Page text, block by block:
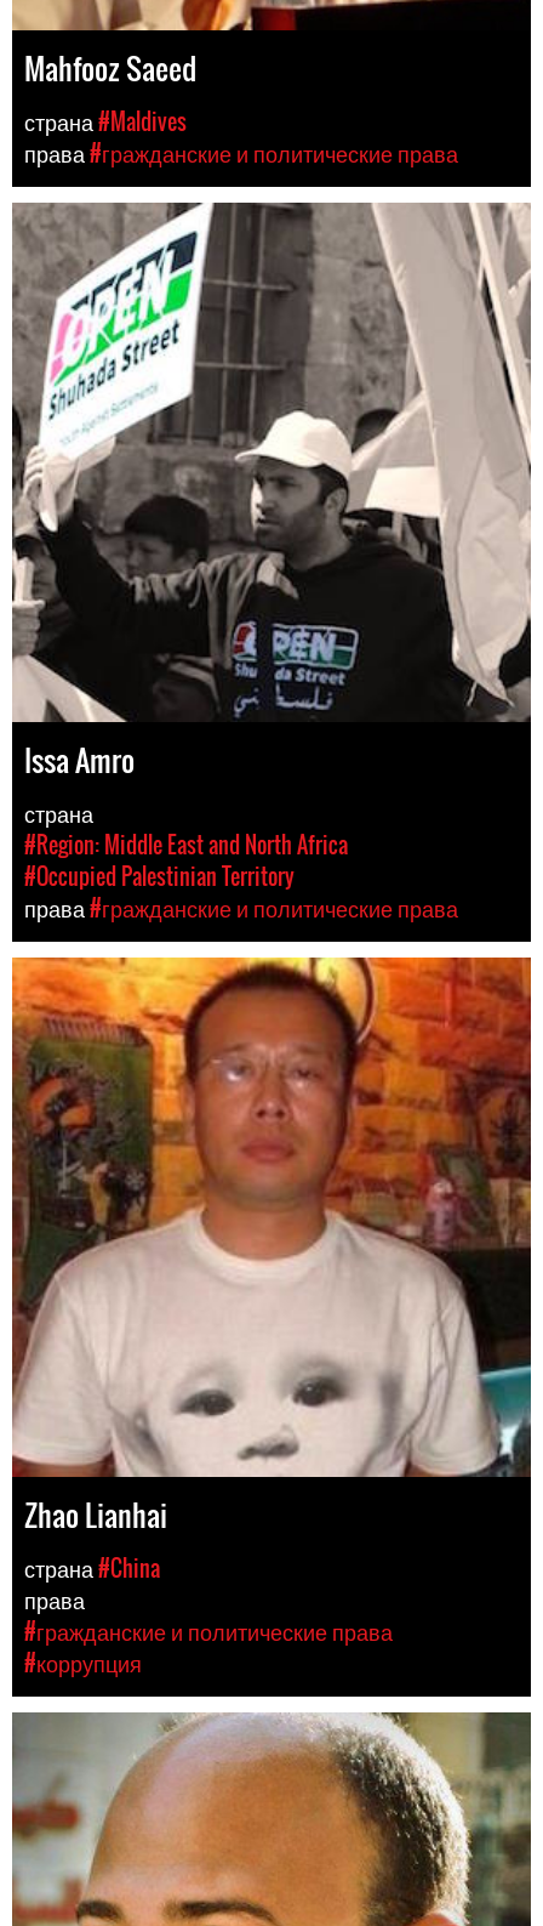
Mahfooz Saeed
страна#Maldives
права#гражданские и политические права
Issa Amro
страна
#Region: Middle East and North Africa
#Occupied Palestinian Territory
права#гражданские и политические права
Zhao Lianhai
страна#China
права
#гражданские и политические права
#коррупция